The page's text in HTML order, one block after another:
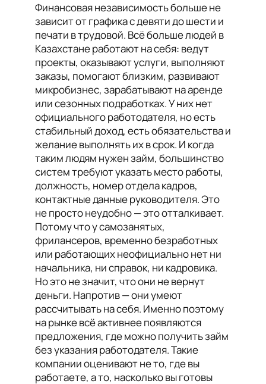
Финансовая независимость больше не
зависит от графика с девяти до шести и
печати в трудовой. Всё больше людей в
Казахстане работают на себя: ведут
проекты, оказывают услуги, выполняют
заказы, помогают близким, развивают
микробизнес, зарабатывают на аренде
или сезонных подработках. У них нет
официального работодателя, но есть
стабильный доход, есть обязательства и
желание выполнять их в срок. И когда
таким людям нужен займ, большинство
систем требуют указать место работы,
должность, номер отдела кадров,
контактные данные руководителя. Это
не просто неудобно — это отталкивает.
Потому что у самозанятых,
фрилансеров, временно безработных
или работающих неофициально нет ни
начальника, ни справок, ни кадровика.
Но это не значит, что они не вернут
деньги. Напротив — они умеют
рассчитывать на себя. Именно поэтому
на рынке всё активнее появляются
предложения, где можно получить займ
без указания работодателя. Такие
компании оценивают не то, где вы
работаете, а то, насколько вы готовы